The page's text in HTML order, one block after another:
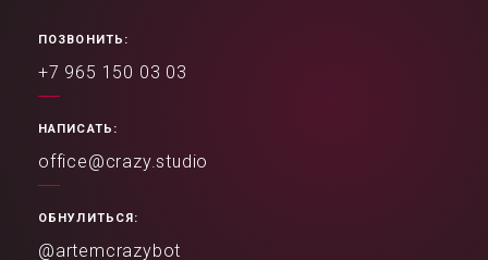
ПОЗВОНИТЬ:
+7 965 150 03 03
НАПИСАТЬ:
office@crazy.studio
ОБНУЛИТЬСЯ:
@artemcrazybot